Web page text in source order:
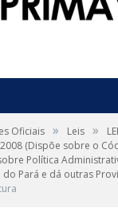
Oficiais » Leis »
2008 (Dispõe sobre o
Política
do Pará e dá outras